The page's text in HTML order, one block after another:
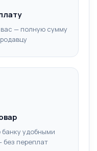
— полную сумму
банку удобными
переплат